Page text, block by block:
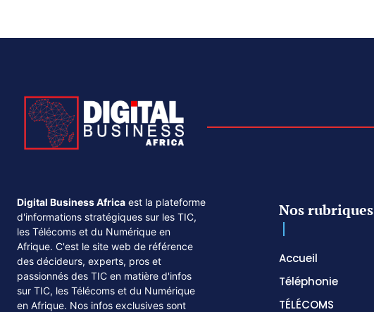
Digital Business Africa est la plateforme
d'informations stratégiques sur les TIC,
les Télécoms et du Numérique en
Afrique. C'est le site web de référence
des décideurs, experts, pros et
passionnés des TIC en matière d'infos
sur TIC, les Télécoms et du Numérique
en Afrique. Nos infos exclusives sont
Nos rubriques
Accueil
Téléphonie
TÉLÉCOMS